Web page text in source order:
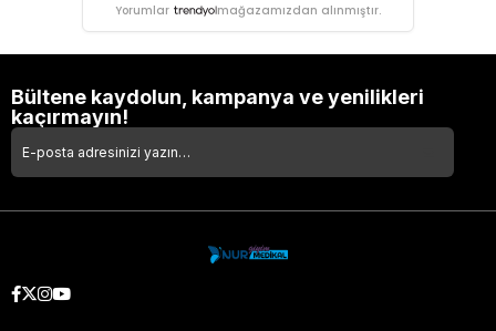
Yorumlar mağazamızdan alınmıştır.
Bültene kaydolun, kampanya ve yenilikleri
kaçırmayın!